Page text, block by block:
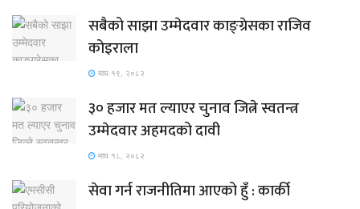
सबैको साझा उम्मेदवार काङ्ग्रेसका राजिव
कोइराला
माघ १९, २०८२
३० हजार मत ल्याएर चुनाव जित्ने स्वतन्त्र
उम्मेदवार अहमदको दावी
माघ १८, २०८२
सेवा गर्न राजनीतिमा आएको हुँ : कार्की